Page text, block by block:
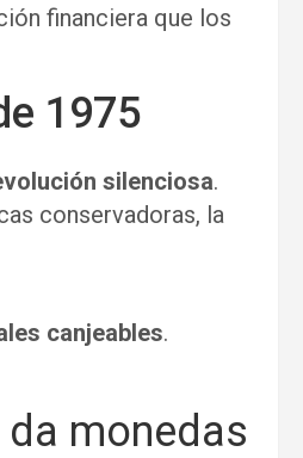
financiera que los
1975
silenciosa.
conservadoras, la
canjeables.
monedas